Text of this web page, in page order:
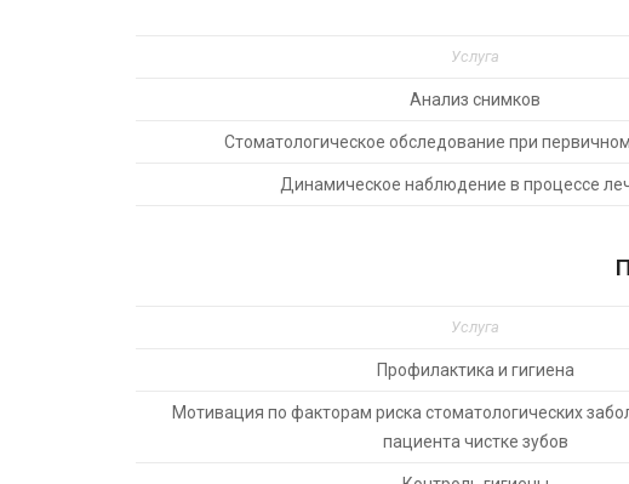
Услуга
Анализ снимков
Стоматологическое обследование при
Динамическое наблюдение в процессе
Услуга
Профилактика и гигиена
Мотивация по факторам риска стоматологических
пациента чистке зубов